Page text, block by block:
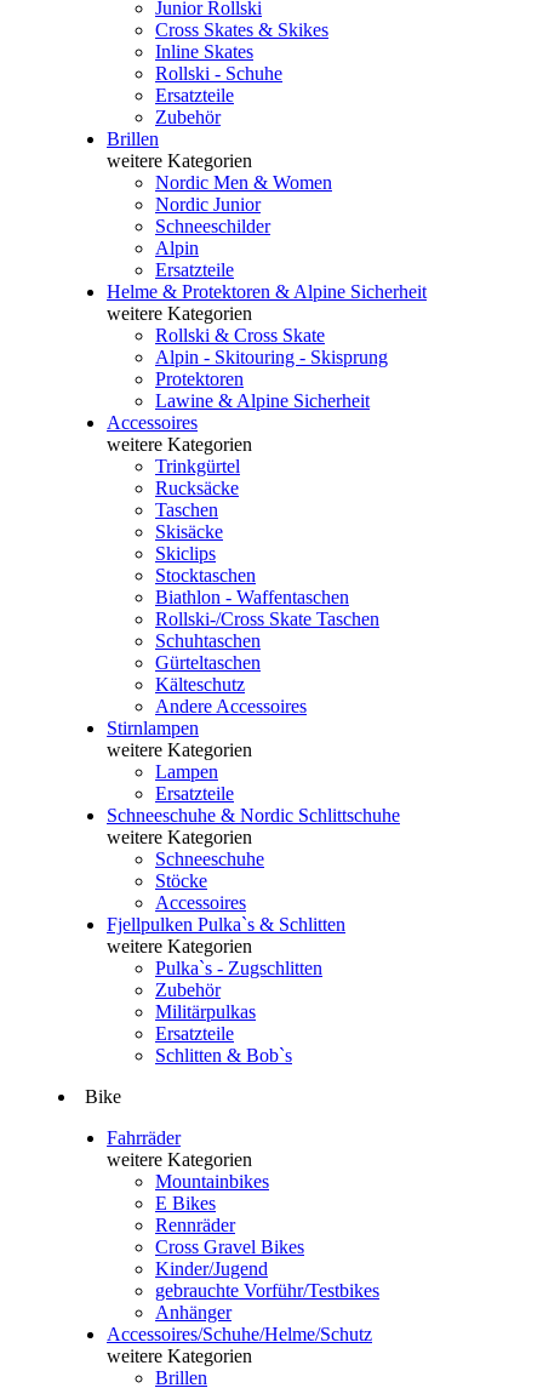
Junior Rollski
Cross Skates & Skikes
Inline Skates
Rollski - Schuhe
Ersatzteile
Zubehör
Brillen
weitere Kategorien
Nordic Men & Women
Nordic Junior
Schneeschilder
Alpin
Ersatzteile
Helme & Protektoren & Alpine Sicherheit
weitere Kategorien
Rollski & Cross Skate
Alpin - Skitouring - Skisprung
Protektoren
Lawine & Alpine Sicherheit
Accessoires
weitere Kategorien
Trinkgürtel
Rucksäcke
Taschen
Skisäcke
Skiclips
Stocktaschen
Biathlon - Waffentaschen
Rollski-/Cross Skate Taschen
Schuhtaschen
Gürteltaschen
Kälteschutz
Andere Accessoires
Stirnlampen
weitere Kategorien
Lampen
Ersatzteile
Schneeschuhe & Nordic Schlittschuhe
weitere Kategorien
Schneeschuhe
Stöcke
Accessoires
Fjellpulken Pulka`s & Schlitten
weitere Kategorien
Pulka`s - Zugschlitten
Zubehör
Militärpulkas
Ersatzteile
Schlitten & Bob`s
Bike
Fahrräder
weitere Kategorien
Mountainbikes
E Bikes
Rennräder
Cross Gravel Bikes
Kinder/Jugend
gebrauchte Vorführ/Testbikes
Anhänger
Accessoires/Schuhe/Helme/Schutz
weitere Kategorien
Brillen